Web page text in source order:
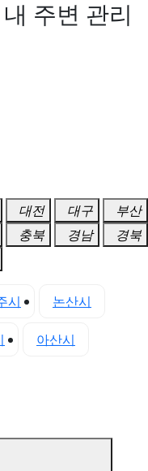
주변 관리
대전 대구
부산
충북 경남
경북
시 논산시
아산시